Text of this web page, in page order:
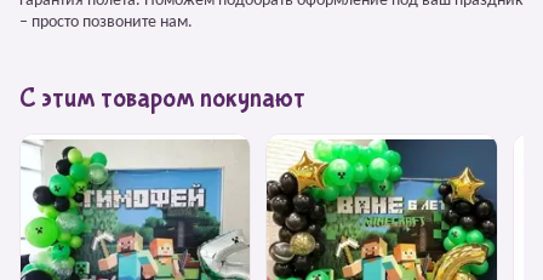
– просто позвоните нам.
С этим товаром покупают